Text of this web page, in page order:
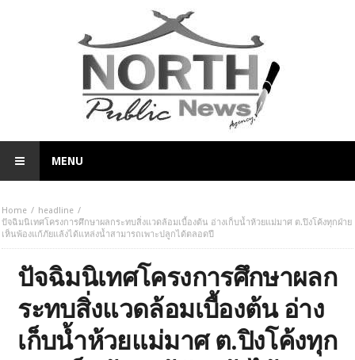
MENU
Home
headline
ปัจฉิมนิเทศโครงการศึกษาผลกระทบสิ่งแวดล้อมเบื้องต้น อ่างเก็บน้ำห้วยแม่มาศ ต.ปิงโค้งทุกฝ่าย
เห็นพ้องแก้ภัยแล้งได้แหล่งน้ำสามารถเพาะปลูกได้ตลอดปี
ปัจฉิมนิเทศโครงการศึกษาผลก
ระทบสิ่งแวดล้อมเบื้องต้น อ่าง
เก็บน้ำห้วยแม่มาศ ต.ปิงโค้งทุก